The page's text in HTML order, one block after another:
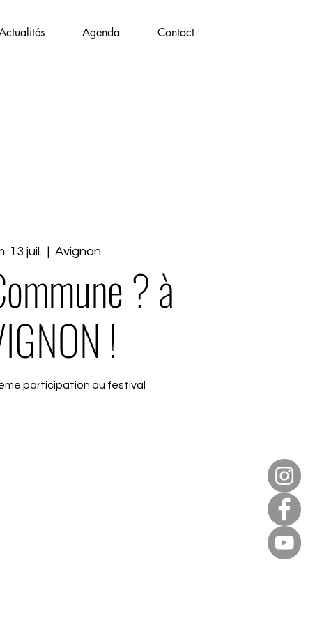
Agenda Contact
13 juil.
  |
Avignon
? à
!
participation au festival